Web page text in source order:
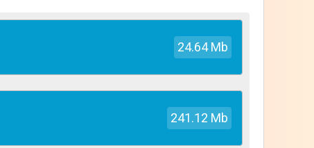
24.64 Mb
241.12 Mb